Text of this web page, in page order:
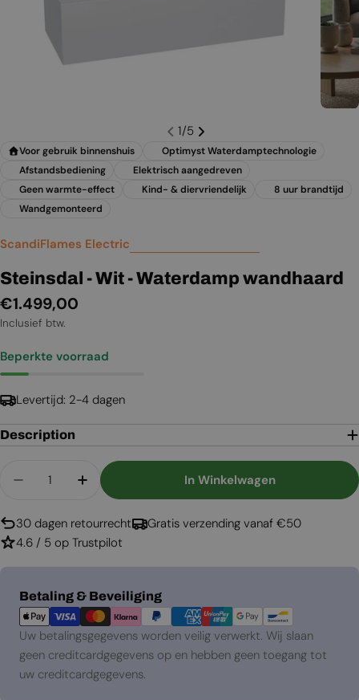
1/5
Voor gebruik binnenshuis
Optimyst Waterdamptechnologie
Afstandsbediening
Elektrisch aangedreven
Geen warmte-effect
Kind- & diervriendelijk
8 uur brandtijd
Wandgemonteerd
ScandiFlames Electric
Steinsdal - Wit - Waterdamp wandhaard
Normale
prijs
€1.499,00
Inclusief btw.
Beperkte voorraad
Levertijd: 2-4 dagen
Description
Aantal Verlagen Voor Steinsdal - Wit -
Aantal Verhogen Voor Steinsdal - Wit
In Winkelwagen
30 dagen retourrecht
Gratis verzending vanaf €50
4.6 / 5 op Trustpilot
Betaling & Beveiliging
Betaalmethoden
Uw betalingsgegevens worden veilig verwerkt. Wij slaan
geen creditcardgegevens op en hebben geen toegang tot
uw creditcardgegevens.